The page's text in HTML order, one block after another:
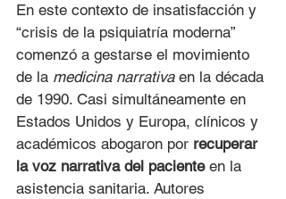
En este contexto de insatisfacción y
“crisis de la psiquiatría moderna”
comenzó a gestarse el movimiento
de la medicina narrativa en la década
de 1990. Casi simultáneamente en
Estados Unidos y Europa, clínicos y
académicos abogaron por recuperar
la voz narrativa del paciente en la
asistencia sanitaria. Autores